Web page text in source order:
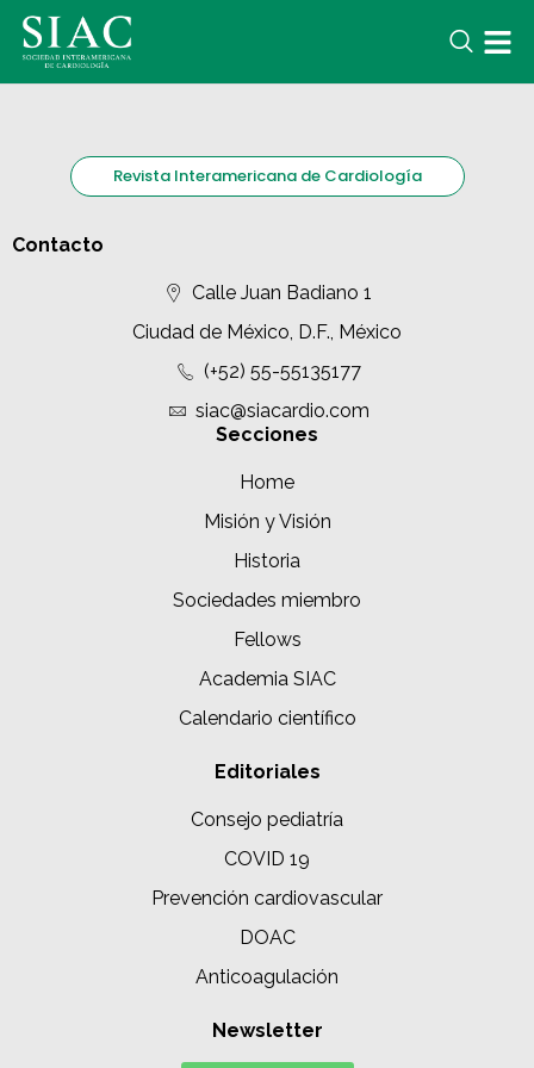
Revista Interamericana de Cardiología
Contacto
Calle Juan Badiano 1
Ciudad de México, D.F., México
(+52) 55-55135177
siac@siacardio.com
Secciones
Home
Misión y Visión
Historia
Sociedades miembro
Fellows
Academia SIAC
Calendario científico
Editoriales
Consejo pediatría
COVID 19
Prevención cardiovascular
DOAC
Anticoagulación
Newsletter